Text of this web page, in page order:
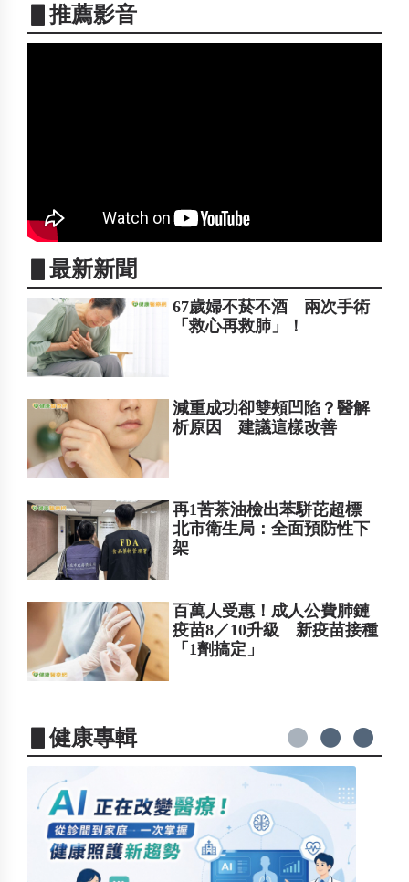
▋推薦影音
▋最新新聞
67歲婦不菸不酒 兩次手術
「救心再救肺」！
減重成功卻雙頰凹陷？醫解
析原因 建議這樣改善
再1苦茶油檢出苯駢芘超標
北市衛生局：全面預防性下
架
百萬人受惠！成人公費肺鏈
疫苗8／10升級 新疫苗接種
「1劑搞定」
▋健康專輯